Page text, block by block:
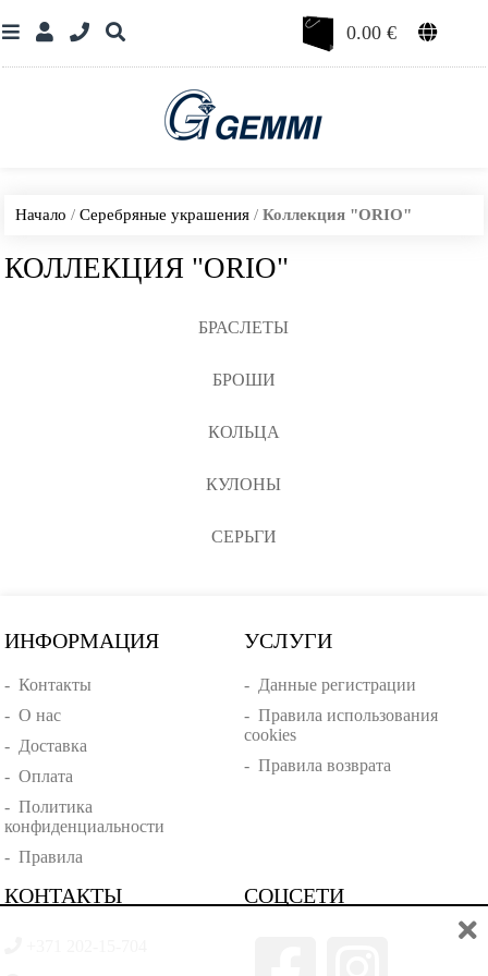
0.00€
Начало /Серебряные украшения /Коллекция "ORIO"
КОЛЛЕКЦИЯ "ORIO"
БРАСЛЕТЫ
БРОШИ
КОЛЬЦА
КУЛОНЫ
СЕРЬГИ
ИНФОРМАЦИЯ
-Контакты
-О нас
- Доставка
-Оплата
-Политика
конфиденциальности
-Правила
УСЛУГИ
- Данные регистрации
- Правила использования
cookies
- Правила возврата
КОНТАКТЫ СОЦСЕТИ